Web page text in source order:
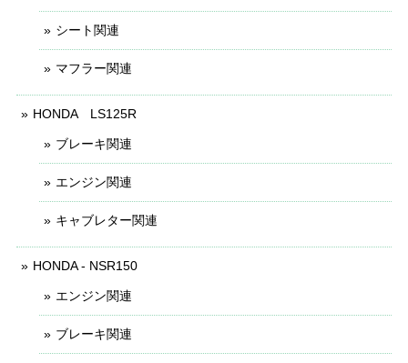
シート関連
マフラー関連
HONDA LS125R
ブレーキ関連
エンジン関連
キャブレター関連
HONDA - NSR150
エンジン関連
ブレーキ関連